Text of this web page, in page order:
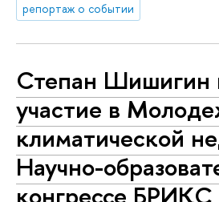
репортаж о событии
Степан Шишигин
участие в
климатической
Научно-